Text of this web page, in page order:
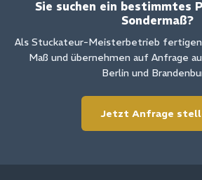
Sie suchen ein bestimmtes
Sondermaß?
Als Stuckateur-Meisterbetrieb fertigen
Maß und übernehmen auf Anfrage
Berlin und
Jetzt Anfrage